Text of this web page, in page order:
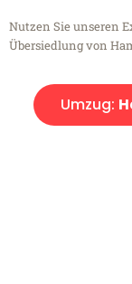
Nutzen Sie unseren
Übersiedlung von
Umzug: